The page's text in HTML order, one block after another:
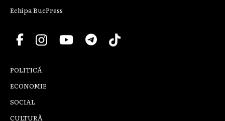
Echipa BucPress
POLITICĂ
ECONOMIE
SOCIAL
CULTURĂ